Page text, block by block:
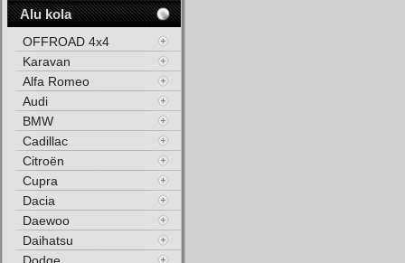
Alu kola
OFFROAD 4x4
Karavan
Alfa Romeo
Audi
BMW
Cadillac
Citroën
Cupra
Dacia
Daewoo
Daihatsu